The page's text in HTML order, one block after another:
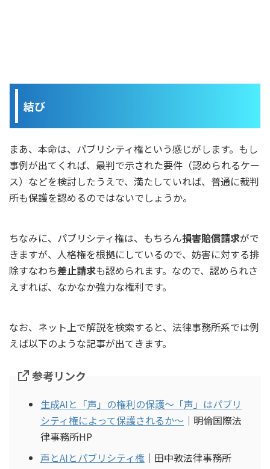
結び
まあ、本命は、パブリシティ権という感じがします。もし
事例が出てくれば、最判で示された要件（認められるケー
ス）などを検討したうえで、満たしていれば、普通に裁判
所も保護を認めるのではないでしょうか。
ちなみに、パブリシティ権は、もちろん損害賠償請求がで
きますが、人格権を根拠にしているので、妨害に対する排
除すなわち差止請求も認められます。なので、認められさ
えすれば、なかなか強力な権利です。
なお、ネット上で解説を検索すると、法律事務所系では例
えば以下のような記事が出てきます。
参考リンク
生成AIと「声」の権利の保護～「声」はパブリ
シティ権によって保護されるか～ ｜明倫国際法
律事務所HP
声とAIとパブリシティ権 ｜田中敦法律事務所